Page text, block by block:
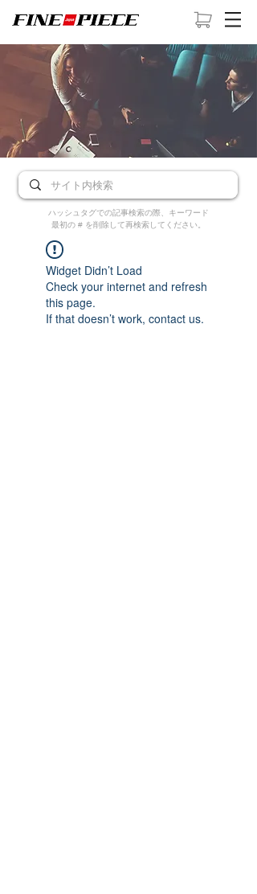
ハッシュタグでの記事検索の際、キーワード
最初の # を削除して再検索してください。
Widget Didn’t Load
Check your internet and refresh
this page.
If that doesn’t work, contact us.